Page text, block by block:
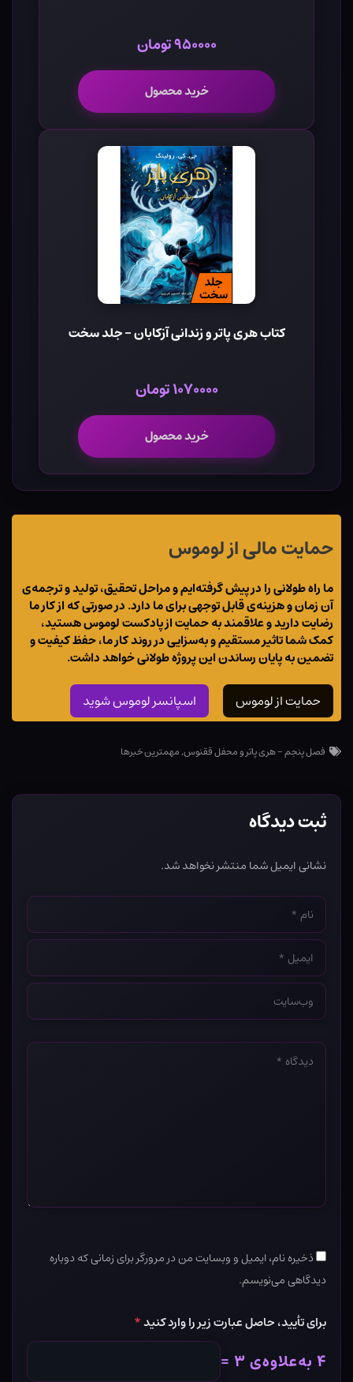
۹۵۰۰۰۰ تومان
خرید محصول
کتاب هری پاتر و زندانی آزکابان - جلد سخت
۱۰۷۰۰۰۰ تومان
خرید محصول
حمایت مالی از لوموس
ما راه طولانی را در پیش گرفته‌ایم و مراحل تحقیق، تولید و ترجمه‌ی
آن زمان و هزینه‌ی قابل توجهی برای ما دارد. در صورتی که از کار ما
رضایت دارید و علاقمند به حمایت از پادکست لوموس هستید،
کمک شما تاثیر مستقیم و به‌سزایی در روند کار ما، حفظ کیفیت و
تضمین به پایان رساندن این پروژه طولانی خواهد داشت.
حمایت از لوموس اسپانسر لوموس شوید
فصل پنجم - هری پاتر و محفل ققنوس,مهمترین خبرها
ثبت دیدگاه
نشانی ایمیل شما منتشر نخواهد شد.
نام
*
ایمیل
*
وب‌سایت
*
دیدگاه
ذخیره نام، ایمیل و وبسایت من در مرورگر برای زمانی که دوباره
دیدگاهی می‌نویسم.
برای تأیید، حاصل عبارت زیر را وارد کنید*
۴ به‌علاوه‌ی ۳ =